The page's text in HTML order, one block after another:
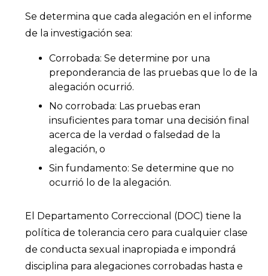
Se determina que cada alegación en el informe
de la investigación sea:
Corrobada: Se determine por una
preponderancia de las pruebas que lo de la
alegación ocurrió.
No corrobada: Las pruebas eran
insuficientes para tomar una decisión final
acerca de la verdad o falsedad de la
alegación, o
Sin fundamento: Se determine que no
ocurrió lo de la alegación.
El Departamento Correccional (DOC) tiene la
política de tolerancia cero para cualquier clase
de conducta sexual inapropiada e impondrá
disciplina para alegaciones corrobadas hasta e